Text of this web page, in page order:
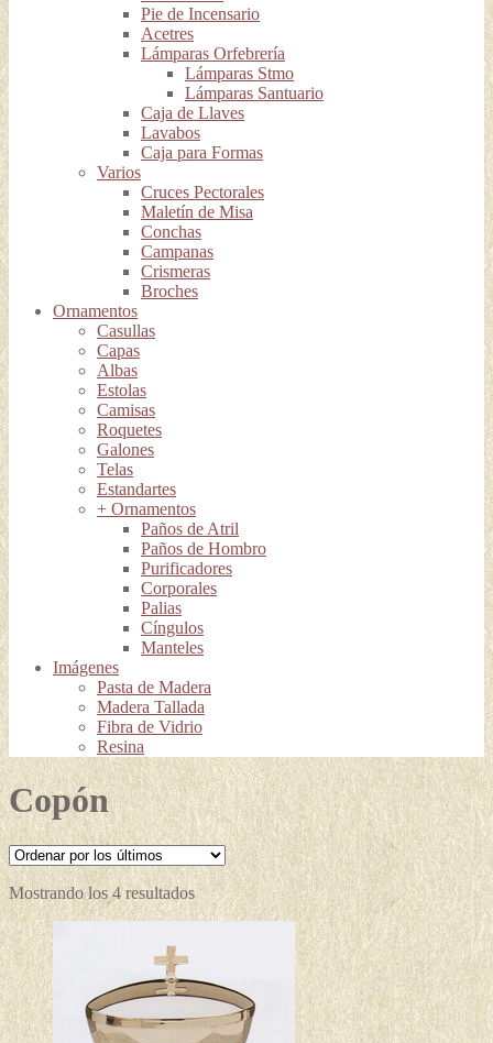
Pie de Incensario
Acetres
Lámparas Orfebrería
Lámparas Stmo
Lámparas Santuario
Caja de Llaves
Lavabos
Caja para Formas
Varios
Cruces Pectorales
Maletín de Misa
Conchas
Campanas
Crismeras
Broches
Ornamentos
Casullas
Capas
Albas
Estolas
Camisas
Roquetes
Galones
Telas
Estandartes
+ Ornamentos
Paños de Atril
Paños de Hombro
Purificadores
Corporales
Palias
Cíngulos
Manteles
Imágenes
Pasta de Madera
Madera Tallada
Fibra de Vidrio
Resina
Copón
Mostrando los 4 resultadosOrdenado
por